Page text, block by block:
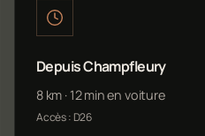
Depuis Champfleury
8 km · 12 min en voiture
Accès : D26